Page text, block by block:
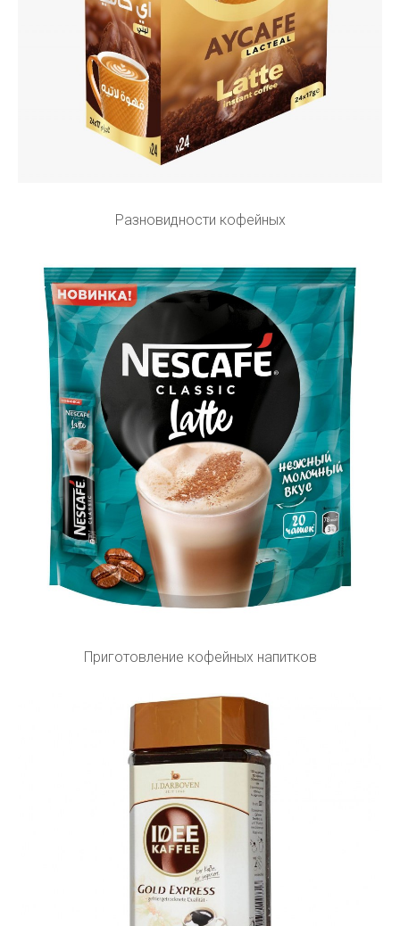
Разновидности кофейных
Приготовление кофейных напитков